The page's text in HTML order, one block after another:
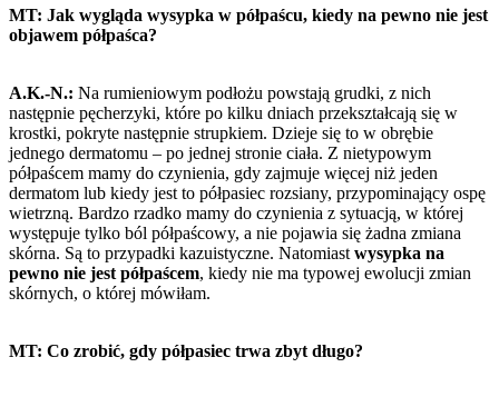
MT: Jak wygląda wysypka w półpaścu, kiedy na pewno nie jest
objawem półpaśca?
A.K.-N.: Na rumieniowym podłożu powstają grudki, z nich
następnie pęcherzyki, które po kilku dniach przekształcają się w
krostki, pokryte następnie strupkiem. Dzieje się to w obrębie
jednego dermatomu – po jednej stronie ciała. Z nietypowym
półpaścem mamy do czynienia, gdy zajmuje więcej niż jeden
dermatom lub kiedy jest to półpasiec rozsiany, przypominający ospę
wietrzną. Bardzo rzadko mamy do czynienia z sytuacją, w której
występuje tylko ból półpaścowy, a nie pojawia się żadna zmiana
skórna. Są to przypadki kazuistyczne. Natomiast wysypka na
pewno nie jest półpaścem, kiedy nie ma typowej ewolucji zmian
skórnych, o której mówiłam.
MT: Co zrobić, gdy półpasiec trwa zbyt długo?